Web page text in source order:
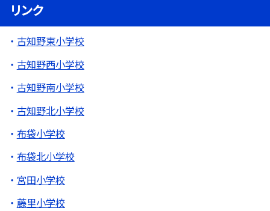
リンク
古知野東小学校
古知野西小学校
古知野南小学校
古知野北小学校
布袋小学校
布袋北小学校
宮田小学校
藤里小学校